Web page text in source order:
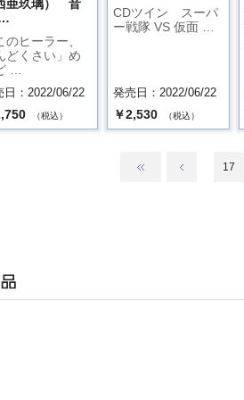
亜玖璃） 音
のヒーラー、
どくさい」め
…
日：2022/06/22
（税込）
CDツイン スーパ
ー戦隊 VS 仮面 …
発売日：2022/06/22
￥2,530 （税込）
17